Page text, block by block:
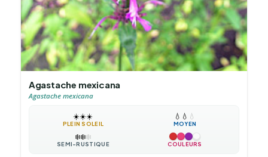
Agastache mexicana
Agastache mexicana
☀️☀️☀️
PLEIN SOLEIL
💧 💧 💧
MOYEN
❄️❄️❄️
SEMI-RUSTIQUE COULEURS